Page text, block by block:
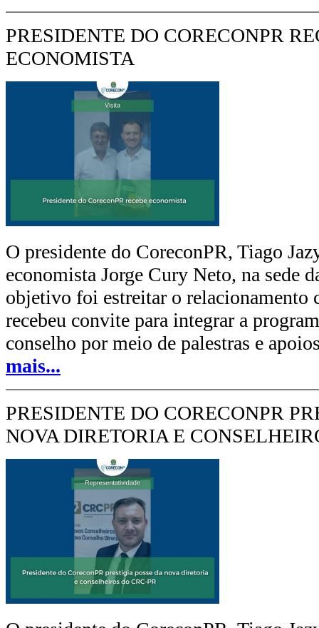
PRESIDENTE DO CORECONPR
ECONOMISTA
O presidente do CoreconPR, Tiago
economista Jorge Cury Neto, na sede
objetivo foi estreitar o relacionamento
recebeu convite para integrar a
conselho por meio de palestras e
mais...
PRESIDENTE DO CORECONPR
NOVA DIRETORIA E